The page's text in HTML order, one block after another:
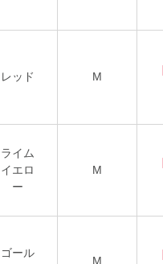
レッド M
ライム
イエロ
ー
M
ゴール
M